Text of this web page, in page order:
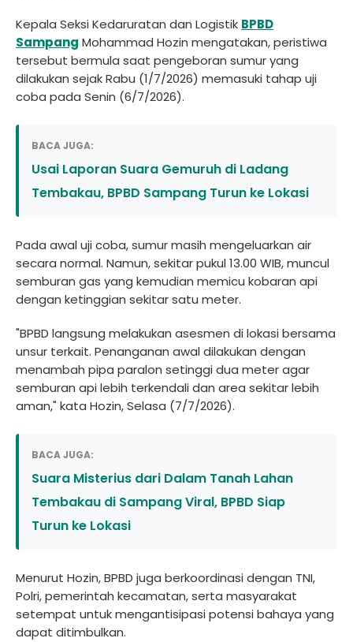
Kepala Seksi Kedaruratan dan Logistik BPBD
Sampang Mohammad Hozin mengatakan, peristiwa
tersebut bermula saat pengeboran sumur yang
dilakukan sejak Rabu (1/7/2026) memasuki tahap uji
coba pada Senin (6/7/2026).
BACA JUGA:
Usai Laporan Suara Gemuruh di Ladang
Tembakau, BPBD Sampang Turun ke Lokasi
Pada awal uji coba, sumur masih mengeluarkan air
secara normal. Namun, sekitar pukul 13.00 WIB, muncul
semburan gas yang kemudian memicu kobaran api
dengan ketinggian sekitar satu meter.
"BPBD langsung melakukan asesmen di lokasi bersama
unsur terkait. Penanganan awal dilakukan dengan
menambah pipa paralon setinggi dua meter agar
semburan api lebih terkendali dan area sekitar lebih
aman," kata Hozin, Selasa (7/7/2026).
BACA JUGA:
Suara Misterius dari Dalam Tanah Lahan
Tembakau di Sampang Viral, BPBD Siap
Turun ke Lokasi
Menurut Hozin, BPBD juga berkoordinasi dengan TNI,
Polri, pemerintah kecamatan, serta masyarakat
setempat untuk mengantisipasi potensi bahaya yang
dapat ditimbulkan.